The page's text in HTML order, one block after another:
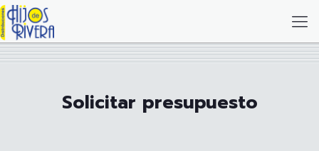
Solicitar presupuesto